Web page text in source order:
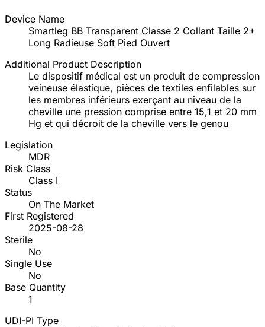
Device Name
Smartleg BB Transparent Classe 2 Collant Taille 2+
Long Radieuse Soft Pied Ouvert
Additional Product Description
Le dispositif médical est un produit de compression
veineuse élastique, pièces de textiles enfilables sur
les membres inférieurs exerçant au niveau de la
cheville une pression comprise entre 15,1 et 20 mm
Hg et qui décroit de la cheville vers le genou
Legislation
MDR
Risk Class
Class I
Status
On The Market
First Registered
2025-08-28
Sterile
No
Single Use
No
Base Quantity
1
UDI-PI Type